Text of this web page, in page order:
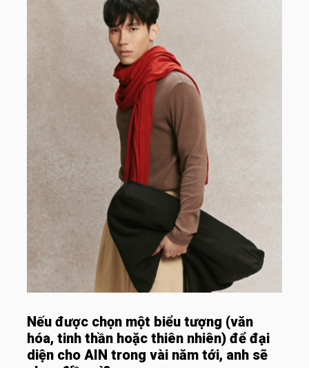
Nếu được chọn một biểu tượng (văn
hóa, tinh thần hoặc thiên nhiên) để đại
diện cho AIN trong vài năm tới, anh sẽ